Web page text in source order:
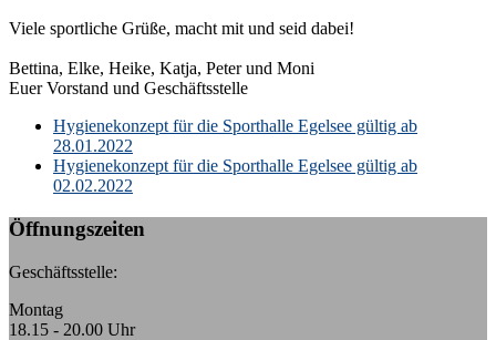
Viele sportliche Grüße, macht mit und seid dabei!
Bettina, Elke, Heike, Katja, Peter und Moni
Euer Vorstand und Geschäftsstelle
Hygienekonzept für die Sporthalle Egelsee gültig ab
28.01.2022
Hygienekonzept für die Sporthalle Egelsee gültig ab
02.02.2022
Öffnungszeiten
Geschäftsstelle:
Montag
18.15 - 20.00 Uhr